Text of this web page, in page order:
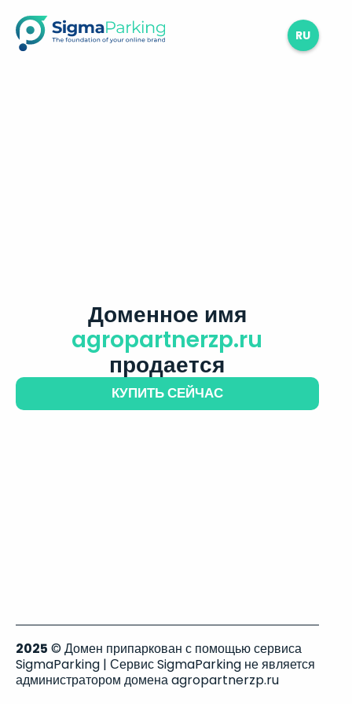
RU
Доменное имя
agropartnerzp.ru
продается
КУПИТЬ СЕЙЧАС
2025 © Домен припаркован с помощью сервиса
SigmaParking | Сервис SigmaParking не является
администратором домена agropartnerzp.ru